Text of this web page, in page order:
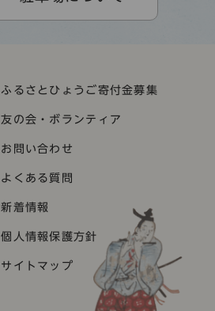
ふるさとひょうご寄付金募集
友の会・ボランティア
お問い合わせ
よくある質問
新着情報
個人情報保護方針
サイトマップ